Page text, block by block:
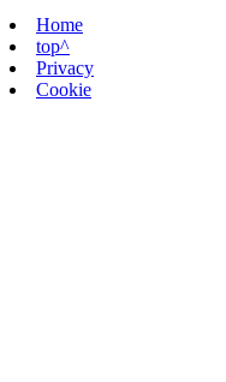
Home
top^
Privacy
Cookie